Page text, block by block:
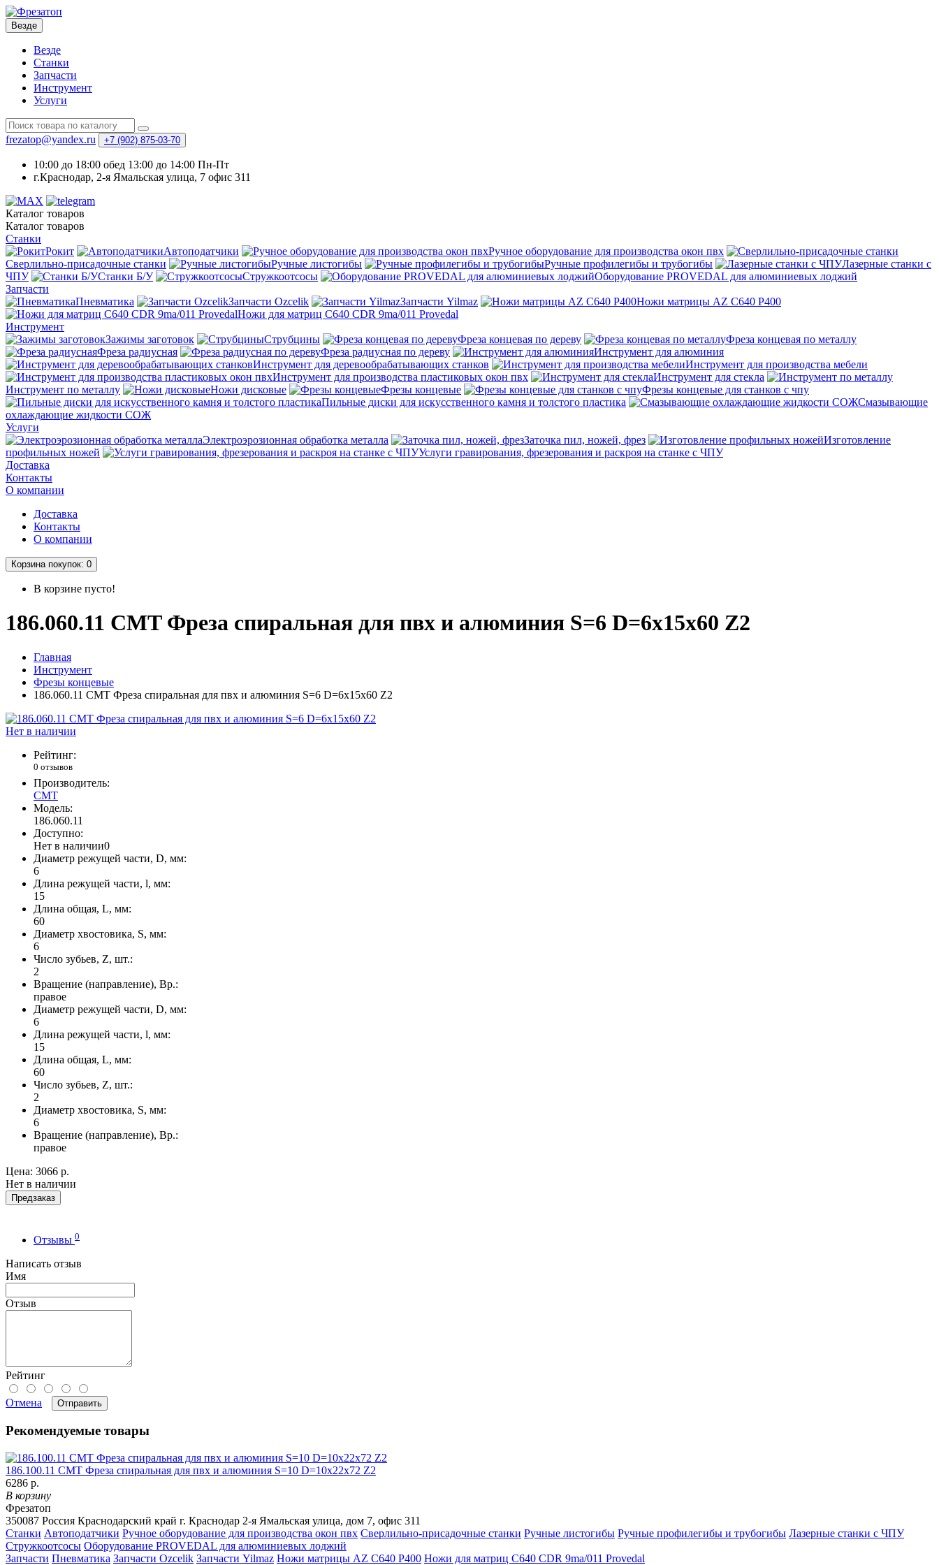
Везде
Везде
Станки
Запчасти
Инструмент
Услуги
frezatop@yandex.ru +7 (902) 875-03-70
10:00 до 18:00 обед 13:00 до 14:00 Пн-Пт
г.Краснодар, 2-я Ямальская улица, 7 офис 311
Каталог товаров
Каталог товаров
Станки
Рокит
Автоподатчики
Ручное оборудование для производства окон пвх
Сверлильно-присадочные станки
Ручные листогибы Ручные профилегибы и трубогибы
Лазерные станки с
ЧПУ
Станки Б/У Стружкоотсосы
Оборудование PROVEDAL для алюминиевых лоджий
Запчасти
Пневматика
Запчасти Ozcelik Запчасти Yilmaz
Ножи матрицы AZ C640 P400
Ножи для матриц C640 CDR 9ma/011 Provedal
Инструмент
Зажимы заготовок
Струбцины Фреза концевая по дереву
Фреза концевая по металлу
Фреза радиусная
Фреза радиусная по дереву
Инструмент для алюминия
Инструмент для деревообрабатывающих станков
Инструмент для производства мебели
Инструмент для производства пластиковых окон пвх
Инструмент для стекла
Инструмент по металлу
Ножи дисковые Фрезы концевые
Фрезы концевые для станков с чпу
Пильные диски для искусственного камня и толстого пластика
Смазывающие
охлаждающие жидкости СОЖ
Услуги
Электроэрозионная обработка металла
Заточка пил, ножей, фрез
Изготовление
профильных ножей
Услуги гравирования, фрезерования и раскроя на станке с ЧПУ
Доставка
Контакты
О компании
Доставка
Контакты
О компании
Корзинапокупок: 0
В корзине пусто!
186.060.11 CMT Фреза спиральная для пвх и алюминия S=6 D=6x15x60 Z2
Главная
Инструмент
Фрезы концевые
186.060.11 CMT Фреза спиральная для пвх и алюминия S=6 D=6x15x60 Z2
Нет в наличии
Рейтинг:
0 отзывов
Производитель:
CMT
Модель:
186.060.11
Доступно:
Нет в наличии0
Диаметр режущей части, D, мм:
6
Длина режущей части, l, мм:
15
Длина общая, L, мм:
60
Диаметр хвостовика, S, мм:
6
Число зубьев, Z, шт.:
2
Вращение (направление), Вр.:
правое
Диаметр режущей части, D, мм:
6
Длина режущей части, l, мм:
15
Длина общая, L, мм:
60
Число зубьев, Z, шт.:
2
Диаметр хвостовика, S, мм:
6
Вращение (направление), Вр.:
правое
Цена: 3066 р.
Нет в наличии
Предзаказ
Отзывы 0
Написать отзыв
Имя
Отзыв
Рейтинг
Отмена Отправить
Рекомендуемые товары
186.100.11 CMT Фреза спиральная для пвх и алюминия S=10 D=10x22x72 Z2
6286 р.
В корзину
Фрезатоп
350087 Россия Краснодарский край г. Краснодар 2-я Ямальская улица, дом 7, офис 311
Станки Автоподатчики Ручное оборудование для производства окон пвх Сверлильно-присадочные станки Ручные листогибы Ручные профилегибы и трубогибы Лазерные станки с ЧПУ
Стружкоотсосы Оборудование PROVEDAL для алюминиевых лоджий
Запчасти Пневматика Запчасти Ozcelik Запчасти Yilmaz Ножи матрицы AZ C640 P400 Ножи для матриц C640 CDR 9ma/011 Provedal